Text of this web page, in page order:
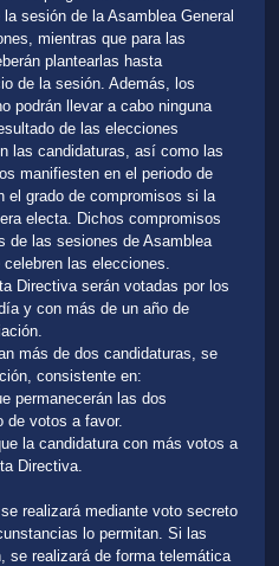
sesión de la Asamblea General
mientras que para las
plantearlas hasta
de la sesión. Además, los
podrán llevar a cabo ninguna
de las elecciones
las candidaturas, así como las
manifiesten en el periodo de
el grado de compromisos si la
electa. Dichos compromisos
de las sesiones de Asamblea
las elecciones.
Directiva serán votadas por los
y con más de un año de
más de dos candidaturas, se
consistente en:
permanecerán las dos
de votos a favor.
la candidatura con más votos a
Directiva.
realizará mediante voto secreto
lo permitan. Si las
se realizará de forma telemática